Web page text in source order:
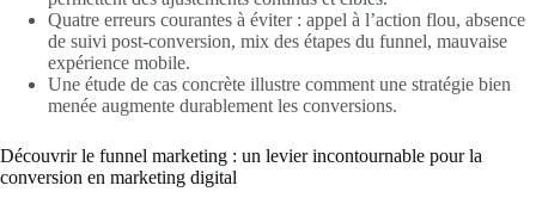
Quatre erreurs courantes à éviter : appel à l’action flou, absence
de suivi post-conversion, mix des étapes du funnel, mauvaise
expérience mobile.
Une étude de cas concrète illustre comment une stratégie bien
menée augmente durablement les conversions.
Découvrir le funnel marketing : un levier incontournable pour la
conversion en marketing digital